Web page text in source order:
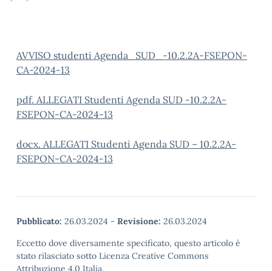
AVVISO studenti Agenda_SUD_-10.2.2A-FSEPON-
CA-2024-13
pdf. ALLEGATI Studenti Agenda SUD -10.2.2A-
FSEPON-CA-2024-13
docx. ALLEGATI Studenti Agenda SUD – 10.2.2A-
FSEPON-CA-2024-13
Pubblicato: 26.03.2024 - Revisione: 26.03.2024
Eccetto dove diversamente specificato, questo articolo è
stato rilasciato sotto Licenza Creative Commons
Attribuzione 4.0 Italia.